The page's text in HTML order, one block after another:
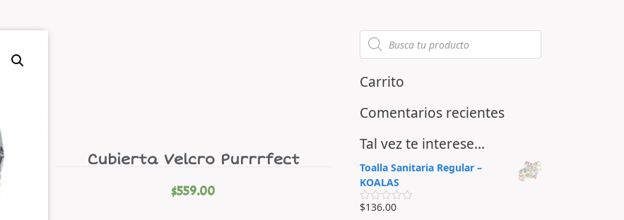
Cubierta Velcro Purrrfect
$559.00
Carrito
Comentarios recientes
Tal vez te interese…
Toalla Sanitaria Regular –
KOALAS
V
$136.00